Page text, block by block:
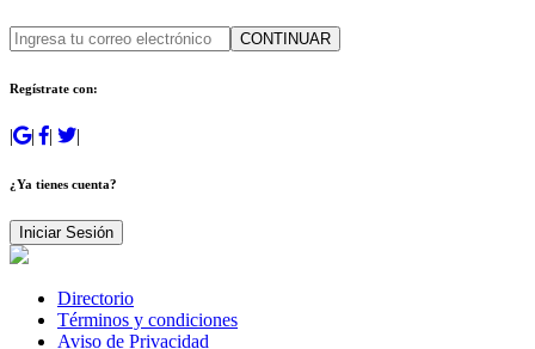
CONTINUAR
Regístrate con:
| | | |
¿Ya tienes cuenta?
Iniciar Sesión
Directorio
Términos y condiciones
Aviso de Privacidad